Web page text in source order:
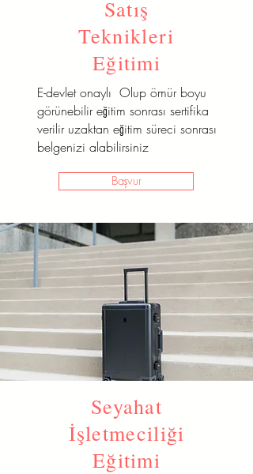
Satış
Teknikleri
Eğitimi
E-devlet onaylı Olup ömür boyu
görünebilir eğitim sonrası sertifika
verilir uzaktan eğitim süreci sonrası
belgenizi alabilirsiniz
Başvur
Seyahat
İşletmeciliği
Eğitimi